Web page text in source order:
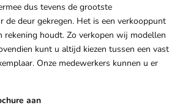
dus tevens de grootste
de deur gekregen. Het is een verkooppunt
houdt. Zo verkopen wij modellen
kunt u altijd kiezen tussen een vast
Onze medewerkers kunnen u er
aan